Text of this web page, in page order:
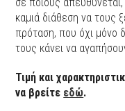
καμιά διάθεση να τους
πρόταση, που όχι μόνο
τους κάνει να
Τιμή και
να βρείτε εδώ.